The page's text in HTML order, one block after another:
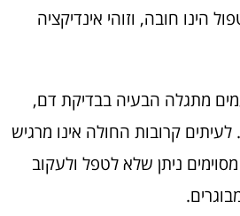
הינו חובה, וזוהי אינדיקציה
מתגלה הבעיה בבדיקת דם,
קרובות החולה אינו מרגיש
ניתן שלא לטפל ולעקוב